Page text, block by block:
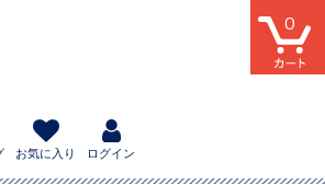
お気に入り ログイン
0